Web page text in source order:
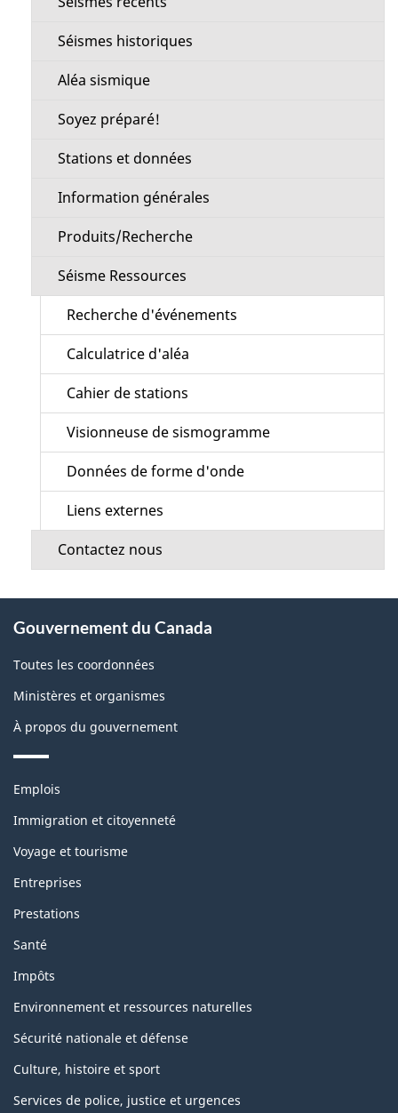
Séismes historiques
Aléa sismique
Soyez préparé!
Stations et données
Information générales
Produits/Recherche
Séisme Ressources
Recherche d'événements
Calculatrice d'aléa
Cahier de stations
Visionneuse de sismogramme
Données de forme d'onde
Liens externes
Contactez nous
propos
de
ce
Gouvernement du Canada
Toutes les coordonnées
Ministères et organismes
À propos du gouvernement
Thèmes
sujets
Emplois
Immigration et citoyenneté
Voyage et tourisme
Entreprises
Prestations
Santé
Impôts
Environnement et ressources naturelles
Sécurité nationale et défense
Culture, histoire et sport
Services de police, justice et urgences